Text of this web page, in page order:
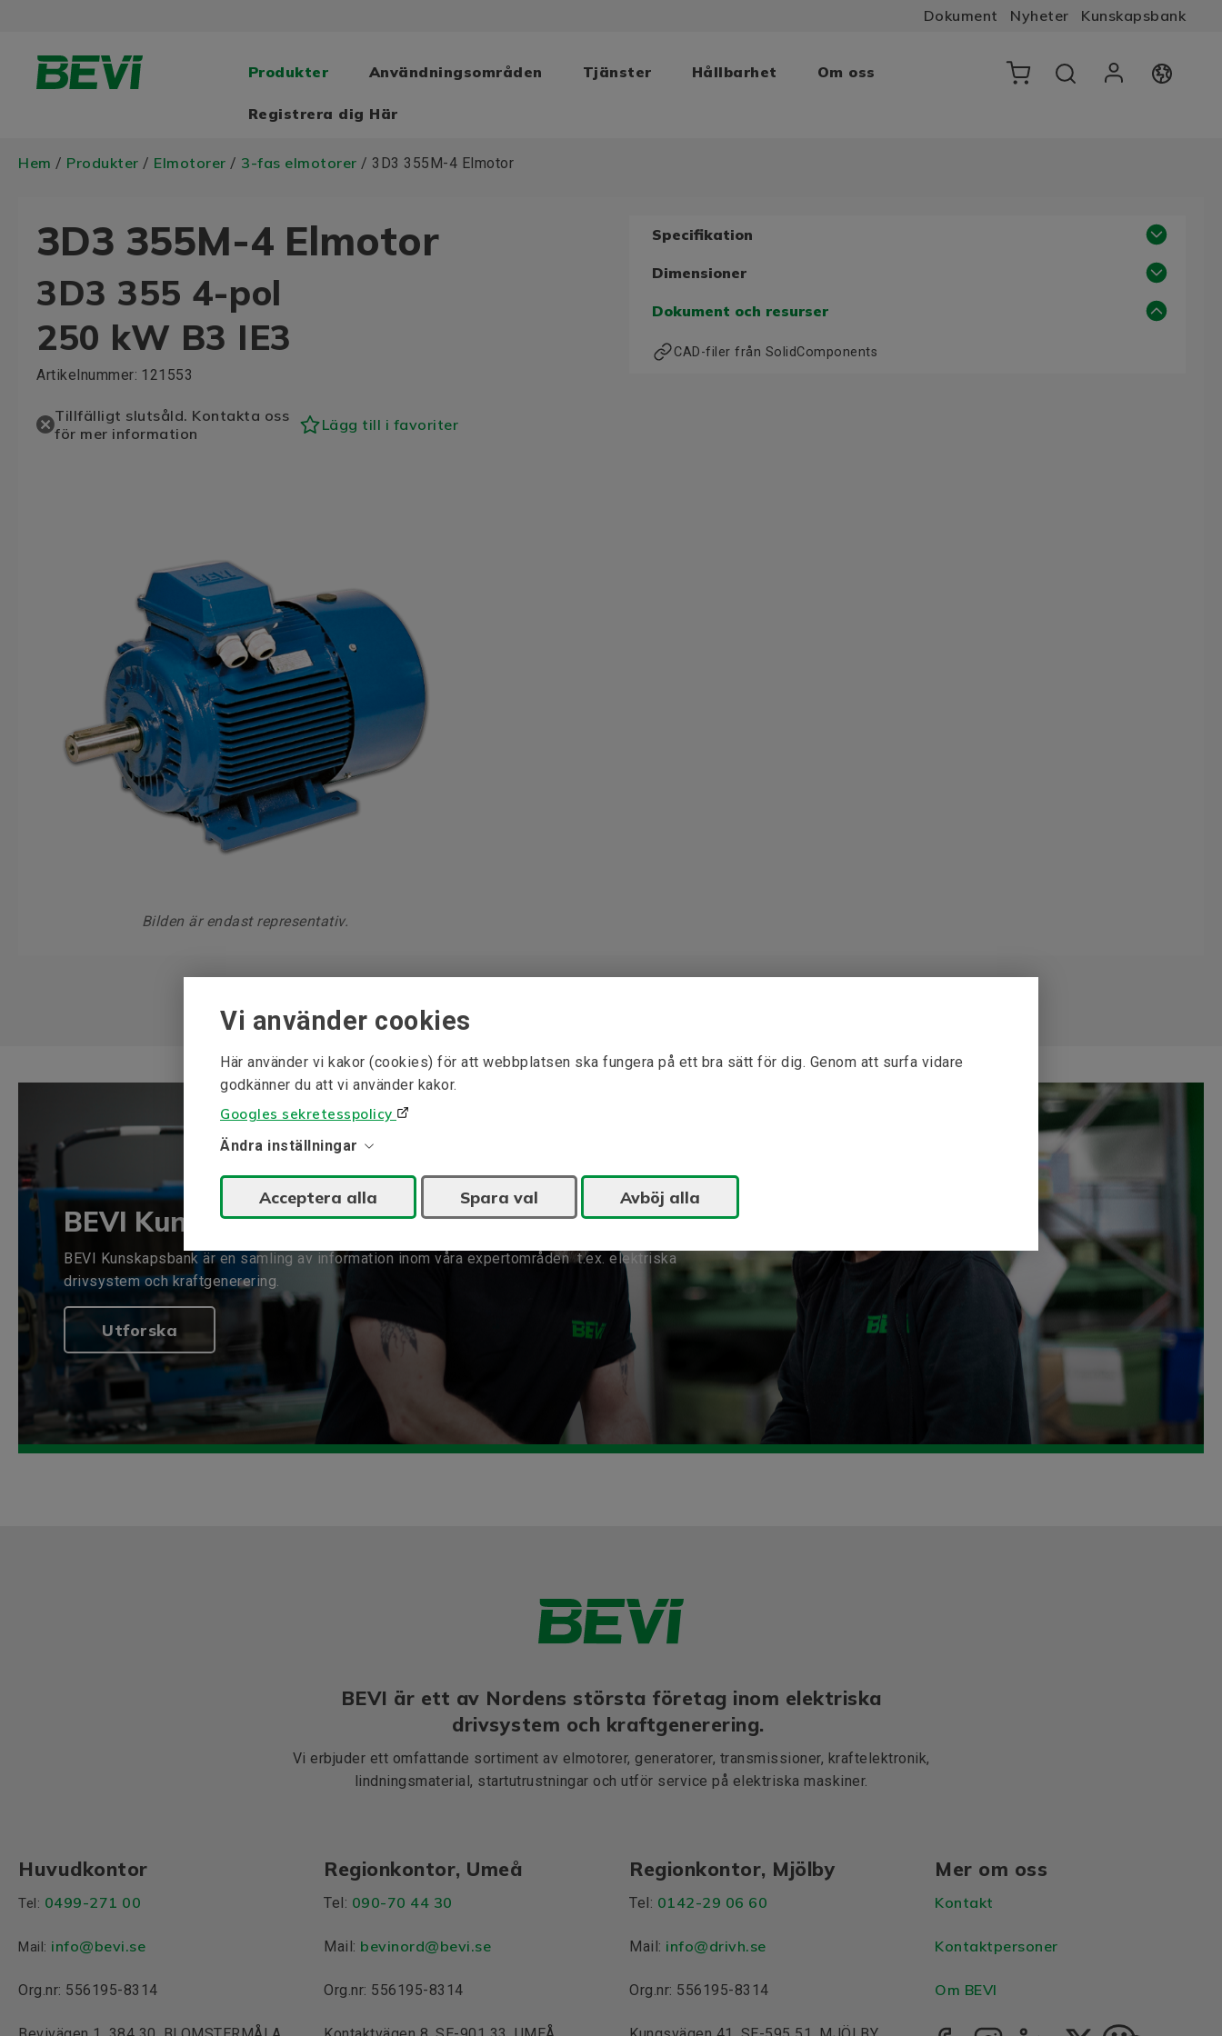
Vi använder cookies
Här använder vi kakor (cookies) för att webbplatsen ska fungera på ett bra sätt för dig. Genom att surfa vidare
godkänner du att vi använder kakor.
Googles sekretesspolicy
Ändra inställningar
Acceptera alla Spara val Avböj alla
Dokument Nyheter Kunskapsbank
Produkter Användningsområden Tjänster Hållbarhet Om oss
Registrera dig Här
Hem / Produkter / Elmotorer / 3-fas elmotorer / 3D3 355M-4 Elmotor
3D3 355M-4 Elmotor
3D3 355 4-pol
250 kW B3 IE3
Artikelnummer: 121553
Tillfälligt slutsåld. Kontakta oss
för mer information
Lägg till i favoriter
Bilden är endast representativ.
Specifikation
Dimensioner
Dokument och resurser
CAD-filer från SolidComponents
BEVI Kunskapsbank
BEVI Kunskapsbank är en samling av information inom våra expertområden t.ex. elektriska
drivsystem och kraftgenerering.
Utforska
BEVI är ett av Nordens största företag inom elektriska
drivsystem och kraftgenerering.
Vi erbjuder ett omfattande sortiment av elmotorer, generatorer, transmissioner, kraftelektronik,
lindningsmaterial, startutrustningar och utför service på elektriska maskiner.
Huvudkontor
Tel: 0499-271 00
Mail: info@bevi.se
Org.nr: 556195-8314
Regionkontor, Umeå
Tel: 090-70 44 30
Mail: bevinord@bevi.se
Org.nr: 556195-8314
Regionkontor, Mjölby
Tel: 0142-29 06 60
Mail: info@drivh.se
Org.nr: 556195-8314
Mer om oss
Kontakt
Kontaktpersoner
Om BEVI